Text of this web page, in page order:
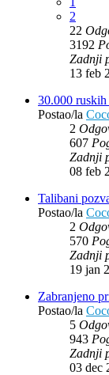
2
22
3192
Zadnji
13 feb
30.000
Postao/la
2
607
Zadnji
08 feb
Talibani
Postao/la
2
570
Zadnji
19 jan
Zabranjeno
Postao/la
5
943
Zadnji
03 dec